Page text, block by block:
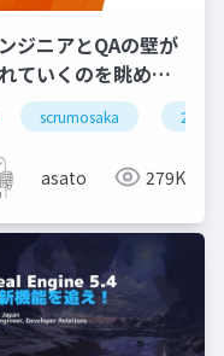
ゲーム制作 ue5
ジニアとQAの壁が
ていくのを眺めて
#scrumosaka
scrumosaka 2024
asato 279K